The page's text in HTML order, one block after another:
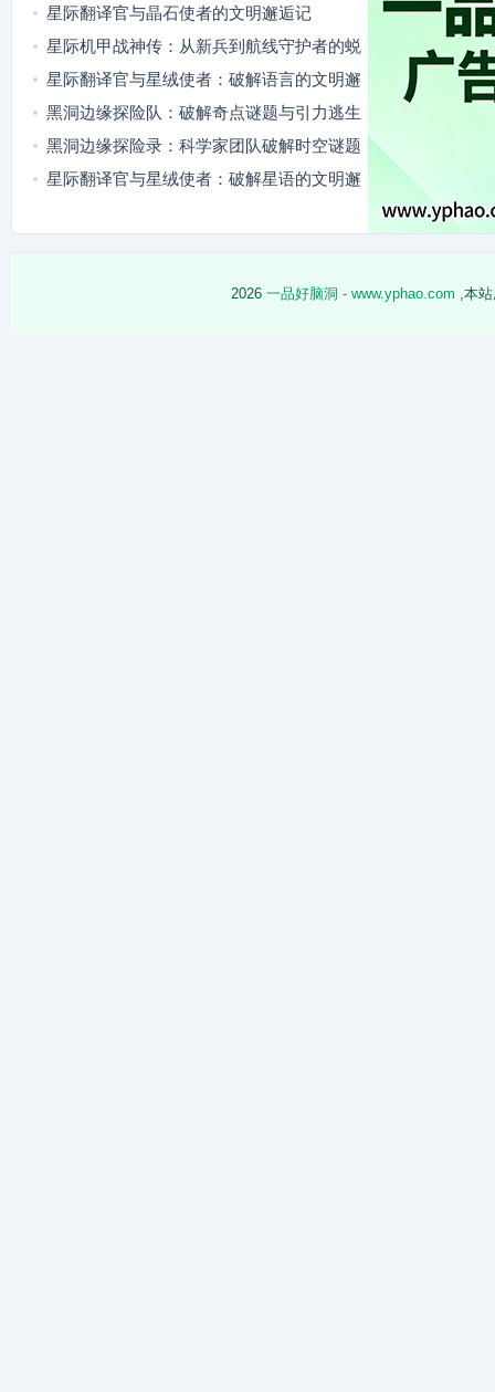
逅
星际翻译官与晶石使者的文明邂逅记
星际机甲战神传：从新兵到航线守护者的蜕
变
星际翻译官与星绒使者：破解语言的文明邂
逅
黑洞边缘探险队：破解奇点谜题与引力逃生
黑洞边缘探险录：科学家团队破解时空谜题
星际翻译官与星绒使者：破解星语的文明邂
2026 一品好脑洞 - www.yphao.com ,本